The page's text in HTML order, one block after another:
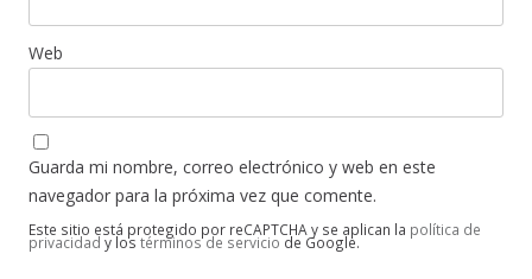
Web
Guarda mi nombre, correo electrónico y web en este
navegador para la próxima vez que comente.
Este sitio está protegido por reCAPTCHA y se aplican la política de
privacidad y los términos de servicio de Google.